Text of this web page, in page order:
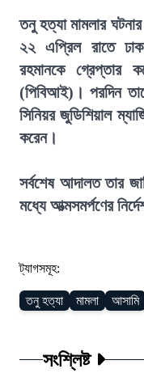
তনু হত্যা মামলার
২২ এপ্রিল রাতে
রহমানকে গ্রেপ্তার
(পিবিআই)। পরদিন
সিনিয়র জুডিশিয়াল
করেন।
সর্বশেষ আদালত তার
মধ্যে আত্মসমর্পণের
ট্যাগসমূহ:
তনু হত্যা মামলা আসামি
সংশ্লিষ্ট